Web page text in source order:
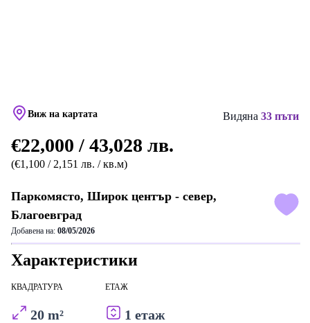
Виж на картата Видяна 33 пъти
€22,000 / 43,028 лв.
(€1,100 / 2,151 лв. / кв.м)
Паркомясто, Широк център - север,
Благоевград
Добавена на: 08/05/2026
Характеристики
КВАДРАТУРА
20 m²
ЕТАЖ
1 етаж